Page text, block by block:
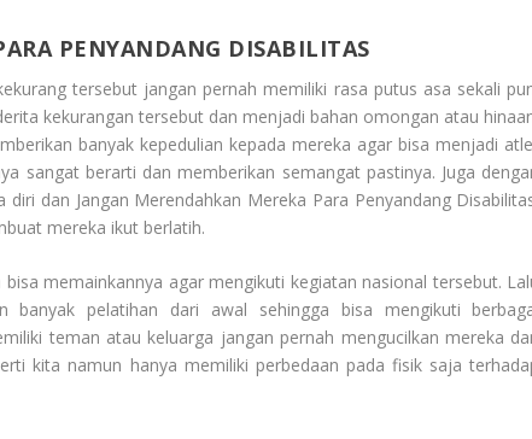
PENYANDANG DISABILITAS
tersebut jangan pernah memiliki rasa putus asa sekali
kekurangan tersebut dan menjadi bahan omongan atau
banyak kepedulian kepada mereka agar bisa menjadi
sangat berarti dan memberikan semangat pastinya. Juga
diri dan Jangan Merendahkan Mereka Para Penyandang
mereka ikut berlatih.
memainkannya agar mengikuti kegiatan nasional tersebut.
banyak pelatihan dari awal sehingga bisa mengikuti
teman atau keluarga jangan pernah mengucilkan mereka
kita namun hanya memiliki perbedaan pada fisik saja